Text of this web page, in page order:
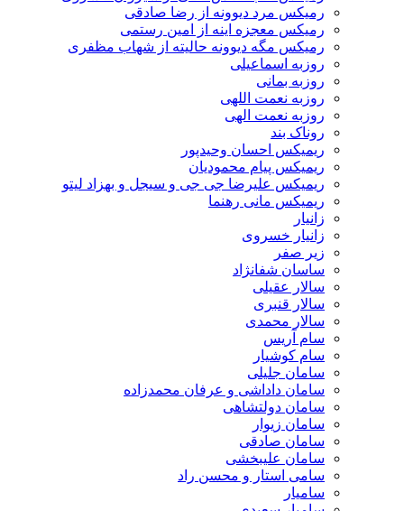
رمیکس مرد دیوونه از رضا صادقی
رمیکس معجزه اینه از امین رستمی
رمیکس مگه دیوونه حالیته از شهاب مظفری
روزبه اسماعیلی
روزبه بمانی
روزبه نعمت اللهی
روزبه نعمت الهی
روناک بند
ریمیکس احسان وحیدپور
ریمیکس پیام محمودیان
ریمیکس علیرضا جی جی و سیجل و بهزاد لیتو
ریمیکس مانی رهنما
زانیار
زانیار خسروی
زیر صفر
ساسان شفانژاد
سالار عقیلی
سالار قنبری
سالار محمدی
سام آریس
سام کوشیار
سامان جلیلی
سامان داداشی و عرفان محمدزاده
سامان دولتشاهی
سامان زیوار
سامان صادقی
سامان علیبخشی
سامی استار و محسن راد
سامیار